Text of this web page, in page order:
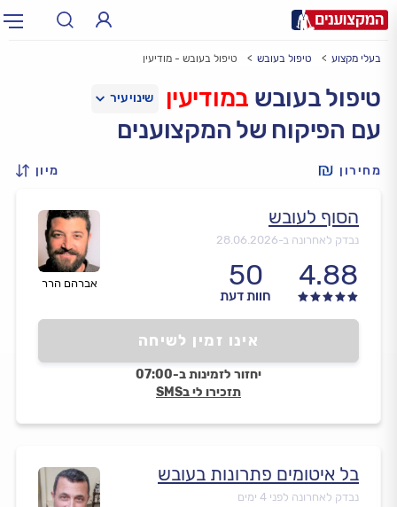
עירעיר: תל אביב, חיפה…
בעלי מקצוע טיפול בעובש טיפול בעובש - מודיעין
טיפול בעובש במודיעין
עם הפיקוח של המקצוענים
מחירון מיון
אברהם הרר
הסוף לעובש
נבדק לאחרונה ב-28.06.2026
4.88
50
חוות דעת
אינו זמין לשיחה
יחזור לזמינות ב-07:00
תזכירו לי בSMS
בל איטומים פתרונות בעובש
נבדק לאחרונה לפני 4 ימים